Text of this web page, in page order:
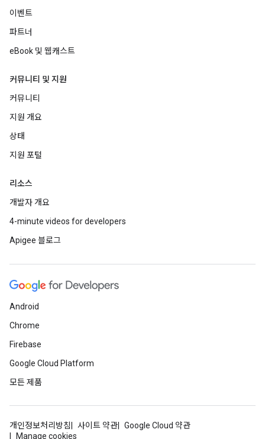
이벤트
파트너
eBook 및 웹캐스트
커뮤니티 및 지원
커뮤니티
지원 개요
상태
지원 포털
리소스
개발자 개요
4-minute videos for developers
Apigee 블로그
Android
Chrome
Firebase
Google Cloud Platform
모든 제품
개인정보처리방침 사이트 약관
Google Cloud 약관
Manage cookies